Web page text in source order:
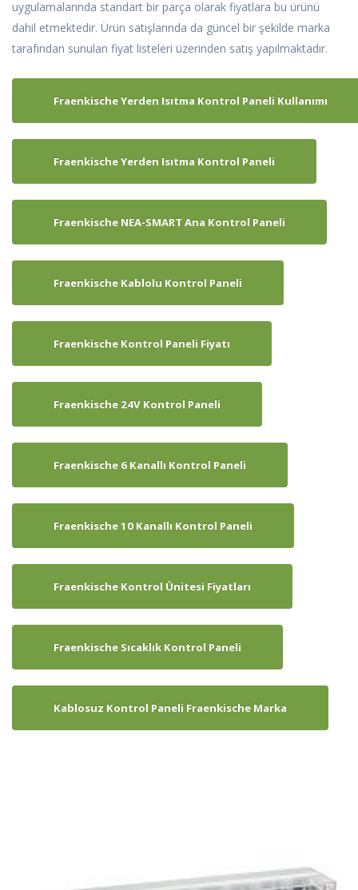
uygulamalarında standart bir parça olarak fiyatlara bu ürünü
dahil etmektedir. Ürün satışlarında da güncel bir şekilde marka
tarafından sunulan fiyat listeleri üzerinden satış yapılmaktadır.
Fraenkische Yerden Isıtma Kontrol Paneli Kullanımı
Fraenkische Yerden Isıtma Kontrol Paneli
Fraenkische NEA-SMART Ana Kontrol Paneli
Fraenkische Kablolu Kontrol Paneli
Fraenkische Kontrol Paneli Fiyatı
Fraenkische 24V Kontrol Paneli
Fraenkische 6 Kanallı Kontrol Paneli
Fraenkische 10 Kanallı Kontrol Paneli
Fraenkische Kontrol Ünitesi Fiyatları
Fraenkische Sıcaklık Kontrol Paneli
Kablosuz Kontrol Paneli Fraenkische Marka